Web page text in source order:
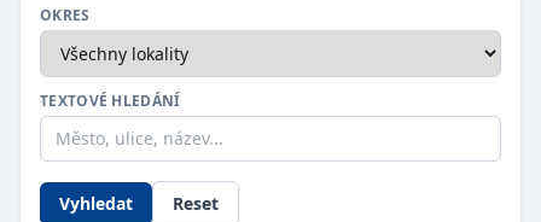
OKRES
TEXTOVÉ HLEDÁNÍ
Vyhledat Reset